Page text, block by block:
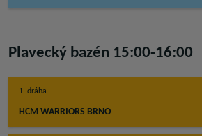
Plavecký bazén 15:00-16:00
1. dráha
HCM WARRIORS BRNO